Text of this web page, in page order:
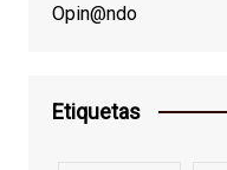
Opin@ndo
Etiquetas